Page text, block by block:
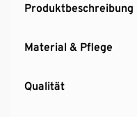
Produktbeschreibung
Material & Pflege
Qualität